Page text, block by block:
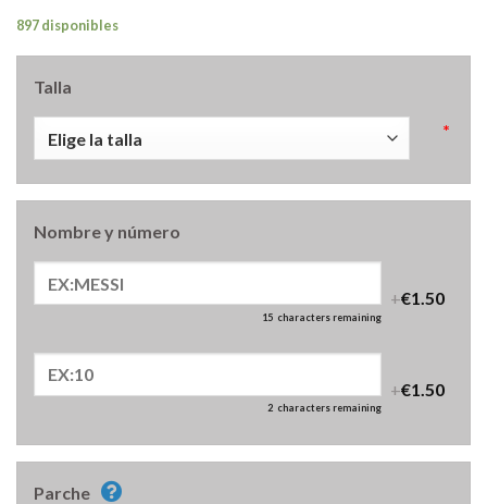
897 disponibles
Talla
*
Nombre y número
15 characters remaining
+€1.50
2 characters remaining
+€1.50
Parche